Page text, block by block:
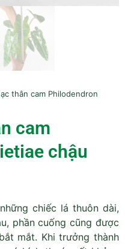
thân cam Philodendron
cam
chậu
chiếc lá thuôn dài,
phần cuống cũng được
mắt. Khi trưởng thành